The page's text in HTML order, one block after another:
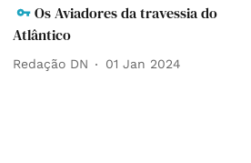
Os Aviadores da travessia do
Atlântico
Redação DN 01 Jan 2024